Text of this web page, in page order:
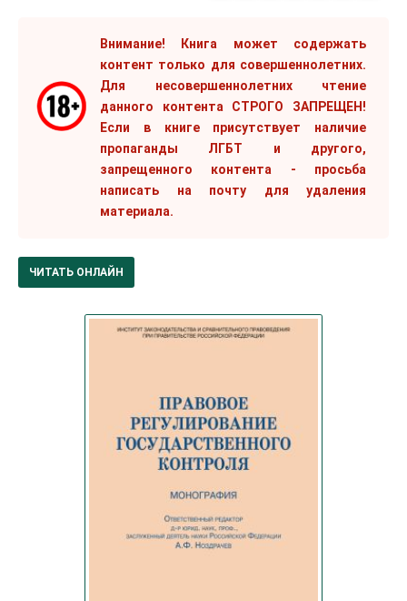
Внимание! Книга может содержать
контент только для совершеннолетних.
Для несовершеннолетних чтение
данного контента СТРОГО ЗАПРЕЩЕН!
Если в книге присутствует наличие
пропаганды ЛГБТ и другого,
запрещенного контента - просьба
написать на почту для удаления
материала.
ЧИТАТЬ ОНЛАЙН